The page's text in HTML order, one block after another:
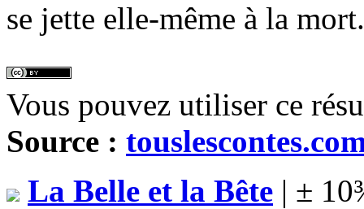
se jette elle-même à la mort.
Vous pouvez utiliser ce
Source :
La Belle et la Bête | ±